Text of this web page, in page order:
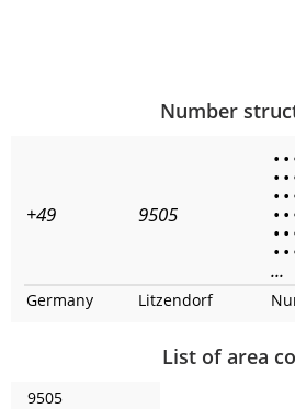
Number
+49 9505
• •
• •
• •
• •
• •
• •
...
Germany Litzendorf
List of area
9505